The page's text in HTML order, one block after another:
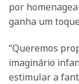
por
ganha um
“Queremos
imaginário
estimular a